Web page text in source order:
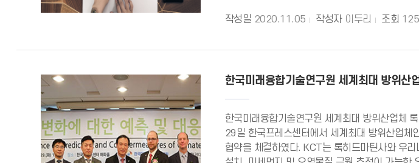
작성일 2020.11.05 작성자 이두리 조회
한국미래융합기술연구원 세계최대 방위산
한국미래융합기술연구원 세계최대 방위산업체
29일 한국프레스센터에서 세계최대 방위산업체
협약을 체결하였다. KCT는 록히드마틴사와 우